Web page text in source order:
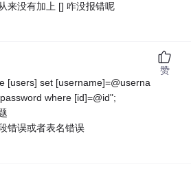
来没有加上 [] 咋没报错呢
[users] set [username]=@userna
where [id]=@id";
错误或者表名错误
赞